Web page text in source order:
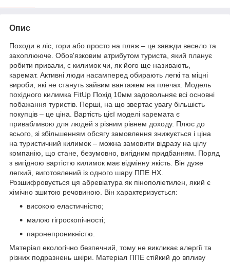
Опис
Походи в ліс, гори або просто на пляж – це завжди весело та
захоплююче. Обов'язковим атрибутом туриста, який планує
робити привали, є килимок чи, як його ще називають,
каремат. Активні люди насамперед обирають легкі та міцні
вироби, які не стануть зайвим вантажем на плечах. Модель
похідного килимка FitUp Похід 10мм задовольняє всі основні
побажання туристів. Перші, на що звертає увагу більшість
покупців – це ціна. Вартість цієї моделі каремата є
привабливою для людей з різним рівнем доходу. Плюс до
всього, зі збільшенням обсягу замовлення знижується і ціна
на туристичний килимок – можна замовити відразу на цілу
компанію, що стане, безумовно, вигідним придбанням. Поряд
з вигідною вартістю килимок має відмінну якість. Він дуже
легкий, виготовлений із одного шару ППЕ НХ.
Розшифровується ця абревіатура як пінополіетилен, який є
хімічно зшитою речовиною. Він характеризується:
високою еластичністю;
малою гігроскопічності;
паронепроникністю.
Матеріал екологічно безпечний, тому не викликає алергії та
різних подразнень шкіри. Матеріал ППЕ стійкий до впливу